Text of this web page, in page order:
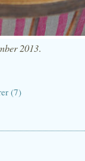
2013.
(7)